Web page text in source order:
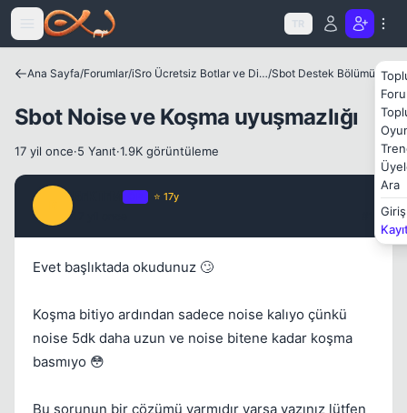
Icerige atla
TR
Ara
Giriş
Ana Sayfa/Forumlar/ iSro Ücretsiz Botlar ve Diğer Programlar/Sbot Destek Bölümü
Sbot Noise ve Koşma uyuşmazlığı
17 yil once·5 Yanıt·1.9K görüntüleme
⭐ 17y
Evet başlıktada okudunuz 🙄
Koşma bitiyo ardından sadece noise kalıyo çünkü
noise 5dk daha uzun ve noise bitene kadar koşma
basmıyo 😳
Bu sorunun bir çözümü varmıdır varsa yazınız lütfen
Kapat